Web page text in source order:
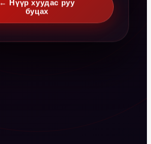
← Нүүр хуудас руу
буцах